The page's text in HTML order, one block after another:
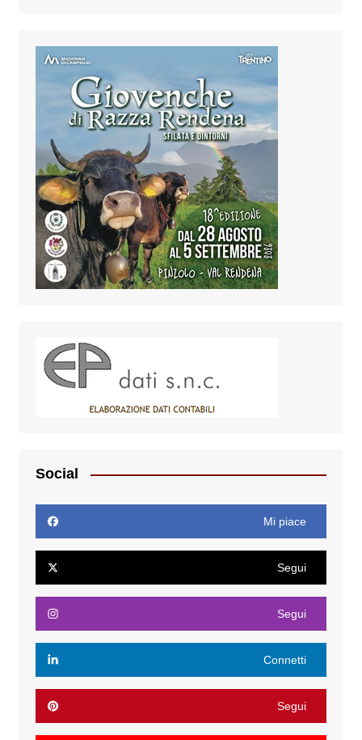
Social
Mi piace
Segui
Segui
Connetti
Segui